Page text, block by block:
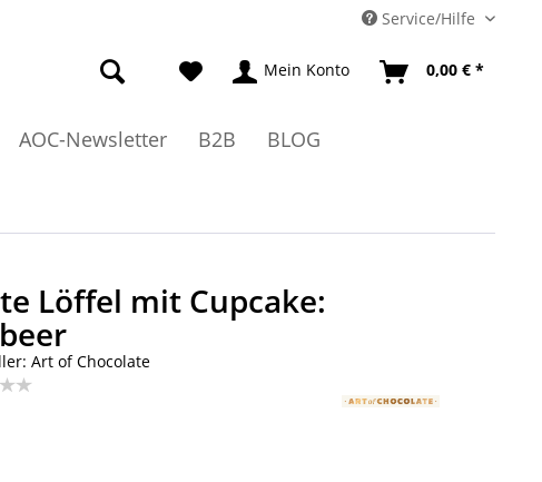
Service/Hilfe
Mein Konto 0,00 € *
AOC-Newsletter B2B BLOG
Löffel mit Cupcake:
Art of Chocolate